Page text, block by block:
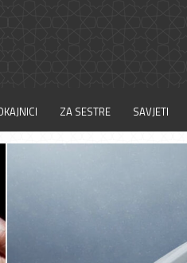
ZA SESTRE SAVJETI